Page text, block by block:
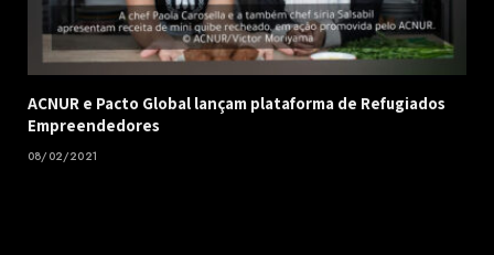
ACNUR e Pacto Global lançam plataforma de Refugiados
Empreendedores
08/02/2021